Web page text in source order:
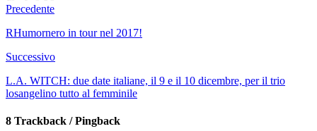
Precedente
RHumornero in tour nel 2017!
Successivo
L.A. WITCH: due date italiane, il 9 e il 10 dicembre, per il trio
losangelino tutto al femminile
8 Trackback / Pingback